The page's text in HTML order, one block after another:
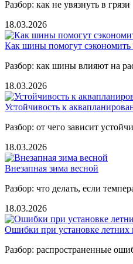
Разбор: как не увязнуть в грязи
18.03.2026
Как шины помогут сэкономить
Разбор: как шины влияют на
18.03.2026
Устойчивость к
Разбор: от чего зависит
18.03.2026
Внезапная зима весной
Разбор: что делать, если
18.03.2026
Ошибки при установке
Разбор: распространенные